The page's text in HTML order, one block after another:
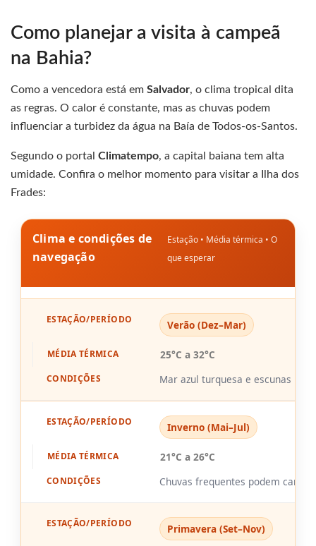
Como planejar a visita à campeã
na Bahia?
Como a vencedora está em Salvador, o clima tropical dita
as regras. O calor é constante, mas as chuvas podem
influenciar a turbidez da água na Baía de Todos-os-Santos.
Segundo o portal Climatempo, a capital baiana tem alta
umidade. Confira o melhor momento para visitar a Ilha dos
Frades:
Clima e condições de
navegação
Estação • Média térmica • O
que esperar
Média Térmica
Condições de
Verão (Dez–Mar)
25°C a 32°C
Mar azul turquesa e escunas
Inverno (Mai–Jul)
21°C a 26°C
Chuvas frequentes podem
Primavera (Set–Nov)